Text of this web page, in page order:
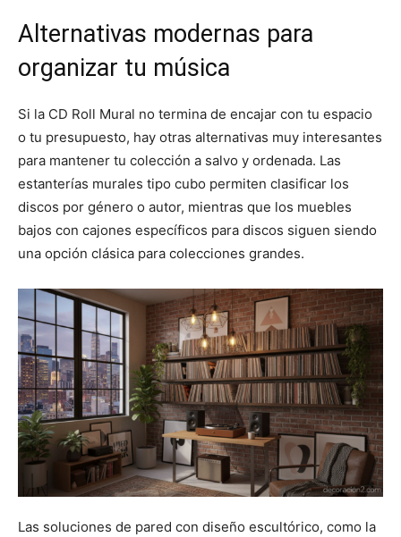
Alternativas modernas para
organizar tu música
Si la CD Roll Mural no termina de encajar con tu espacio
o tu presupuesto, hay otras alternativas muy interesantes
para mantener tu colección a salvo y ordenada. Las
estanterías murales tipo cubo permiten clasificar los
discos por género o autor, mientras que los muebles
bajos con cajones específicos para discos siguen siendo
una opción clásica para colecciones grandes.
Las soluciones de pared con diseño escultórico, como la